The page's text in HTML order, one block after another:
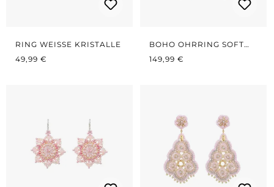
RING WEISSE KRISTALLE
REGULÄRER PREIS:
49,99 €
BOHO OHRRING SOFT
ROSÉ LARGE
REGULÄRER PREIS:
149,99 €